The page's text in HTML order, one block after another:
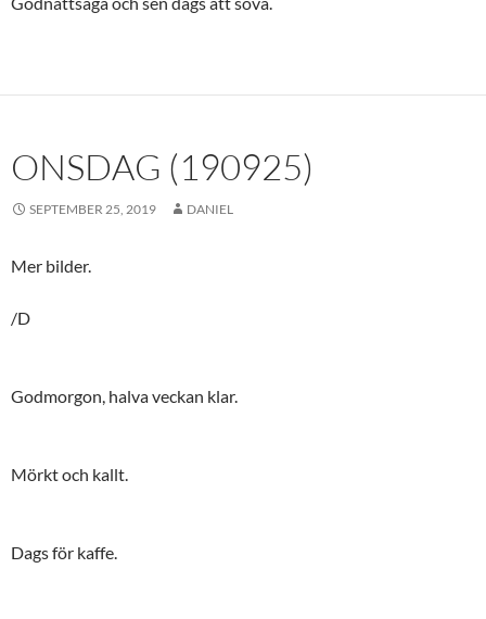
ONSDAG (190925)
SEPTEMBER 25, 2019 DANIEL
Mer bilder.
/D
Godmorgon, halva veckan klar.
Mörkt och kallt.
Dags för kaffe.